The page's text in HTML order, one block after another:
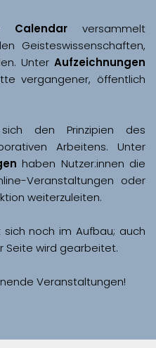
Calendar versammelt
Geisteswissenschaften,
Unter Aufzeichnungen
vergangener, öffentlich
den Prinzipien des
Arbeitens. Unter
haben Nutzer:innen die
Veranstaltungen oder
weiterzuleiten.
noch im Aufbau; auch
Veranstaltungen!